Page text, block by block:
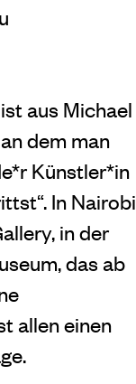
aus Michael
dem man
Künstler*in
In Nairobi
in der
das ab
allen einen